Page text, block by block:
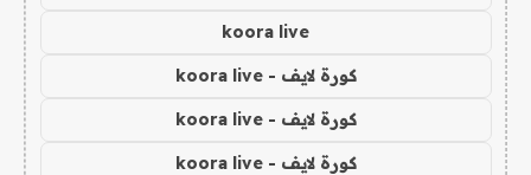
koora live
كورة لايف - koora live
كورة لايف - koora live
كورة لايف - koora live